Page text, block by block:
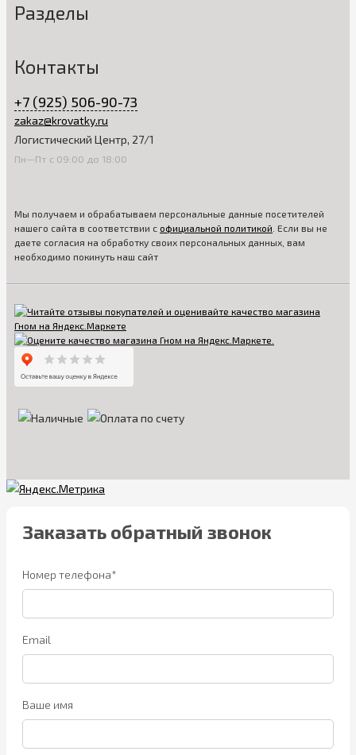
Разделы
Контакты
+7 (925) 506-90-73
zakaz@krovatky.ru
Логистический Центр, 27/1
Пн—Пт с 09:00 до 18:00
Мы получаем и обрабатываем персональные данные посетителей
нашего сайта в соответствии с официальной политикой . Если вы не
даете согласия на обработку своих персональных данных, вам
необходимо покинуть наш сайт
Заказать обратный звонок
Номер телефона*
Email
Ваше имя